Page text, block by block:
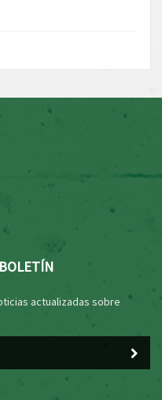
actualizadas sobre